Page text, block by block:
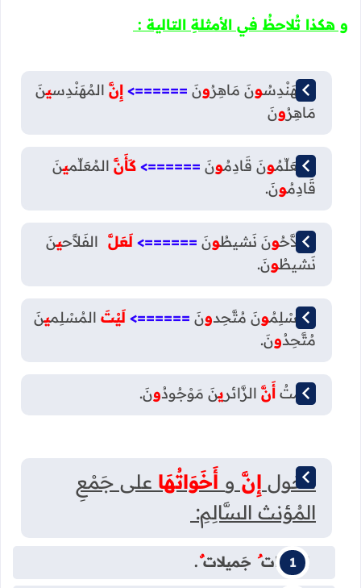
و هكذا تُلاحظُ في الأمثلةِ التالية :
المُهَنْدِسُونَ مَاهِرُونَ ======> إِنَّ المُهَنْدِسينَ
مَاهِرُونَ
المُعَلِّمُونَ قَادِمُونَ ======> كَأَنَّ المُعَلِّمينَ
قَادِمُونَ.
الفَلاَّحُونَ نَشيطُونَ ======> لَعَلَّ الفَلاَّحينَ
نَشيطُونَ.
المُسْلِمُونَ مُتَّحِدونَ ======> لَيْتَ المُسْلِمينَ
مُتَّحِدُونَ.
عَلِمْتُ أَنَّ الزَّائرينَ مَوْجُودُونَ.
دخول إِنَّ و أَخَوَاتُهَا على جَمْعِ
المُؤنث السَّالِمِ:
الوَرْداتُ جَميلاتٌ.